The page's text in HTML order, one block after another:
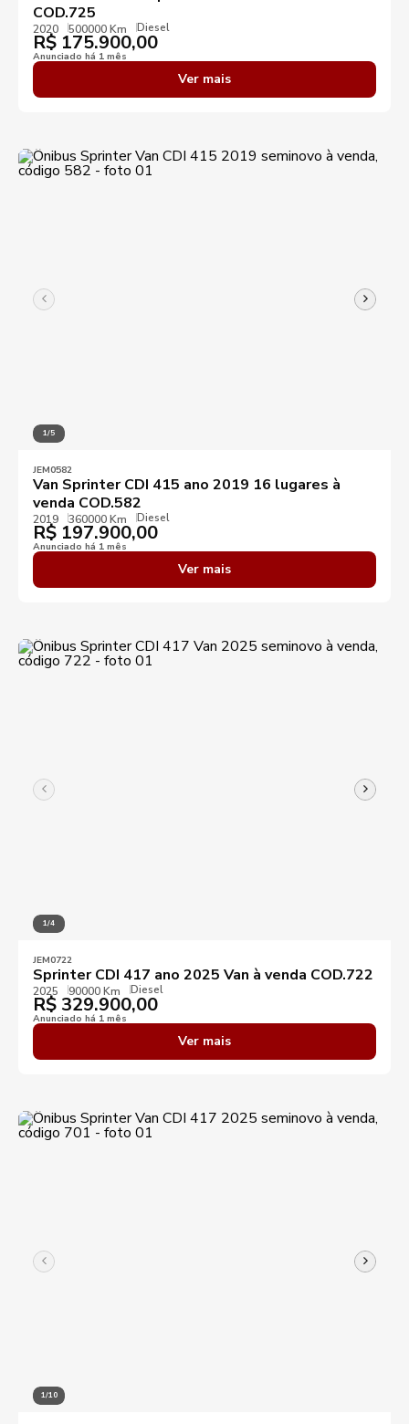
COD.725
2020 500000 Km Diesel
R$ 175.900,00
Anunciado há 1 mês
Ver mais
1/5
JEM0582
Van Sprinter CDI 415 ano 2019 16 lugares à
venda COD.582
2019 360000 Km Diesel
R$ 197.900,00
Anunciado há 1 mês
Ver mais
1/4
JEM0722
Sprinter CDI 417 ano 2025 Van à venda COD.722
2025 90000 Km Diesel
R$ 329.900,00
Anunciado há 1 mês
Ver mais
1/10